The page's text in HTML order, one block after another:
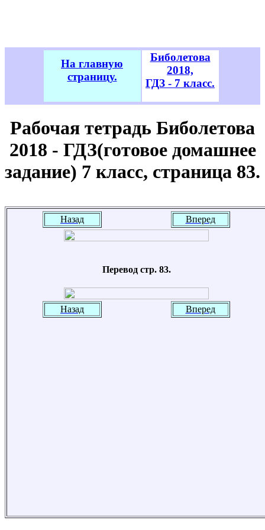
На главную
страницу.
Биболетова
2018,
ГДЗ - 7 класс.
Рабочая тетрадь Биболетова
2018 - ГДЗ(готовое домашнее
задание) 7 класс, страница 83.
Назад Вперед
Перевод стр. 83.
Назад Вперед